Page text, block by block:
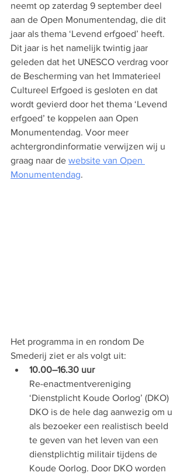
neemt op zaterdag 9 september deel
aan de Open Monumentendag, die dit
jaar als thema ‘Levend erfgoed’ heeft.
Dit jaar is het namelijk twintig jaar
geleden dat het UNESCO verdrag voor
de Bescherming van het Immaterieel
Cultureel Erfgoed is gesloten en dat
wordt gevierd door het thema ‘Levend
erfgoed’ te koppelen aan Open
Monumentendag. Voor meer
achtergrondinformatie verwijzen wij u
graag naar de website van Open
Monumentendag.
Het programma in en rondom De
Smederij ziet er als volgt uit:
10.00–16.30 uur
Re-enactmentvereniging
‘Dienstplicht Koude Oorlog’ (DKO)
DKO is de hele dag aanwezig om u
als bezoeker een realistisch beeld
te geven van het leven van een
dienstplichtig militair tijdens de
Koude Oorlog. Door DKO worden